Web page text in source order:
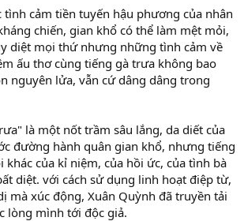
tình cảm tiền tuyến hậu phương của nhân
chiến, gian khổ có thể làm mệt mỏi,
diệt mọi thứ nhưng những tình cảm về
ấu thơ cùng tiếng gà trưa không bao
nguyên lửa, vẫn cứ dâng dâng trong
là một nốt trầm sâu lắng, da diết của
đường hành quân gian khổ, nhưng tiếng
khác của kỉ niệm, của hồi ức, của tình bà
diệt. với cách sử dụng linh hoạt điệp từ,
mà xúc động, Xuân Quỳnh đã truyền tải
lòng mình tới độc giả.